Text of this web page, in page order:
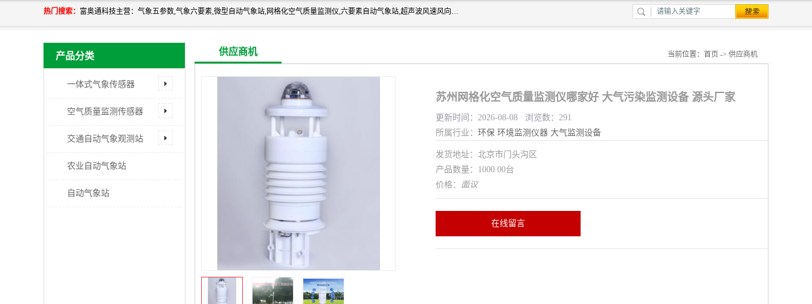
热门搜索： 富奥通科技主营：气象五参数,气象六要素,微型自动气象站,网格化空气质量监测仪,六要素自动气象站,超声波风速风向传感器,能见度仪,大气微型站,交通自动气象站,高速路面结冰监测,路面状况传感器等。
产品分类
一体式气象传感器
空气质量监测传感器
交通自动气象观测站
农业自动气象站
自动气象站
供应商机 当前位置： 首页 -> 供应商机
苏州网格化空气质量监测仪哪家好 大气污染监测设备 源头厂家
更新时间：2026-08-08 浏览数：291
所属行业： 环保 环境监测仪器 大气监测设备
发货地址：北京市门头沟区
产品数量：1000.00台
价格： 面议
在线留言